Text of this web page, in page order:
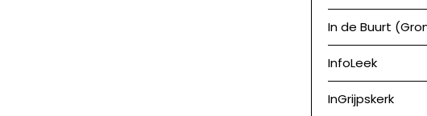
In de Buurt
InfoLeek
InGrijpskerk